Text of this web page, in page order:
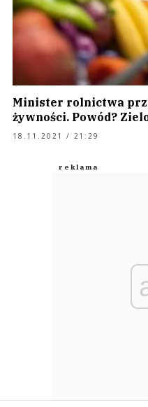
Minister rolnictwa
żywności. Powód?
18.11.2021 / 21:29